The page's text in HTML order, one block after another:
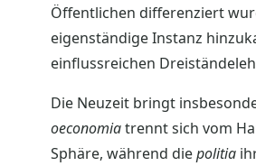
Öffentlichen differenziert
eigenständige Instanz
einflussreichen
Die Neuzeit bringt
oeconomiatrennt sich vom
Sphäre, während diepolitia